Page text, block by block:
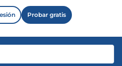
Probar gratis